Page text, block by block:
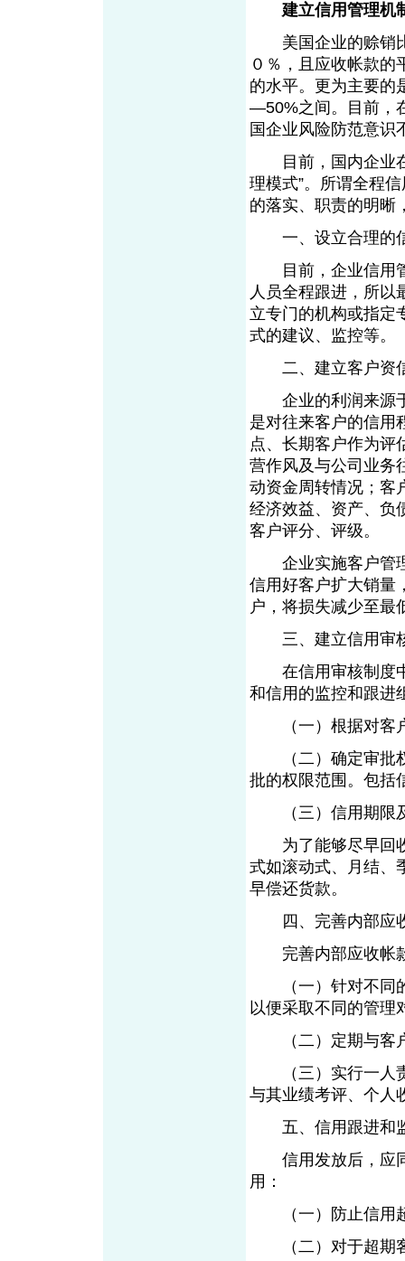
建立信用管理机
美国企业的赊销比
０％，且应收帐款的
的水平。更为主要的
—50%之间。目前，
国企业风险防范意识
目前，国内企业在
理模式”。所谓全程
的落实、职责的明晰
一、设立合理的
目前，企业信用管
人员全程跟进，所以
立专门的机构或指定
式的建议、监控等。
二、建立客户资
企业的利润来源于
是对往来客户的信用
点、长期客户作为评
营作风及与公司业务
动资金周转情况；客
经济效益、资产、负
客户评分、评级。
企业实施客户管理
信用好客户扩大销量
户，将损失减少至最
三、建立信用审
在信用审核制度中
和信用的监控和跟进
（一）根据对客
（二）确定审批权
批的权限范围。包括
（三）信用期限
为了能够尽早回收
式如滚动式、月结、
早偿还货款。
四、完善内部应
完善内部应收帐
（一）针对不同的
以便采取不同的管理
（二）定期与客户
（三）实行一人责
与其业绩考评、个人
五、信用跟进和
信用发放后，应同
用：
（一）防止信用
（二）对于超期客